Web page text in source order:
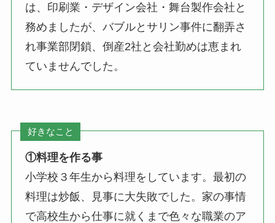
は、印刷業・デザイン会社・舞台製作会社と
務めましたが、バブルとサリン事件に翻弄さ
れ事業部閉鎖、倒産2社と会社勤めは恵まれ
ていませんでした。
好きなこと
①料理を作る事
小学校３年生から料理をしています。最初の
料理は炒飯、見事に大失敗でした。家の事情
で高校生から仕事に就くまで色々な職業のア